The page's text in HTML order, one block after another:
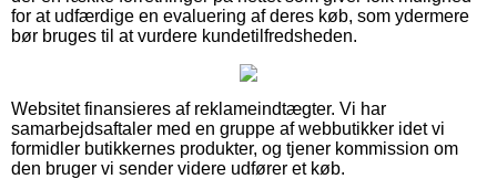
for at udfærdige en evaluering af deres køb, som ydermere
bør bruges til at vurdere kundetilfredsheden.
Websitet finansieres af reklameindtægter. Vi har
samarbejdsaftaler med en gruppe af webbutikker idet vi
formidler butikkernes produkter, og tjener kommission om
den bruger vi sender videre udfører et køb.